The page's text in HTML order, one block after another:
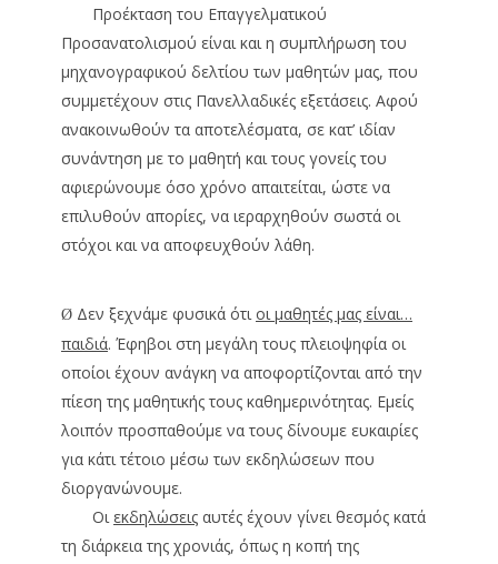
Προέκταση του Επαγγελματικού
Προσανατολισμού είναι και η συμπλήρωση του
μηχανογραφικού δελτίου των μαθητών μας, που
συμμετέχουν στις Πανελλαδικές εξετάσεις. Αφού
ανακοινωθούν τα αποτελέσματα, σε κατ’ ιδίαν
συνάντηση με το μαθητή και τους γονείς του
αφιερώνουμε όσο χρόνο απαιτείται, ώστε να
επιλυθούν απορίες, να ιεραρχηθούν σωστά οι
στόχοι και να αποφευχθούν λάθη.
Ø Δεν ξεχνάμε φυσικά ότι οι μαθητές μας είναι…
παιδιά. Έφηβοι στη μεγάλη τους πλειοψηφία οι
οποίοι έχουν ανάγκη να αποφορτίζονται από την
πίεση της μαθητικής τους καθημερινότητας. Εμείς
λοιπόν προσπαθούμε να τους δίνουμε ευκαιρίες
για κάτι τέτοιο μέσω των εκδηλώσεων που
διοργανώνουμε.
Οι εκδηλώσεις αυτές έχουν γίνει θεσμός κατά
τη διάρκεια της χρονιάς, όπως η κοπή της